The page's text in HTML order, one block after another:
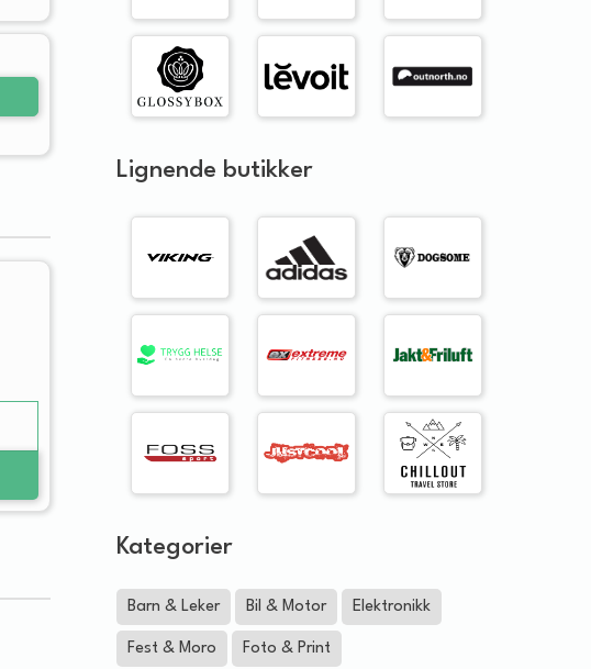
Lignende butikker
Kategorier
Barn & Leker Bil & Motor Elektronikk
Fest & Moro Foto & Print